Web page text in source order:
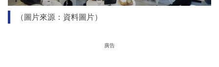
（圖片來源：資料圖片）
廣告